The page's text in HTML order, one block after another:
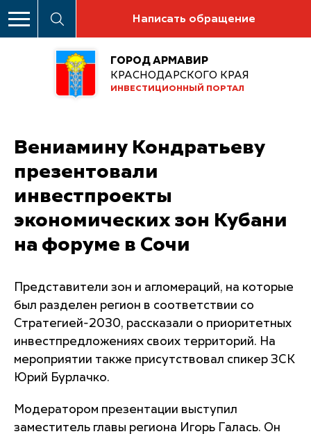
Написать обращение
ГОРОД АРМАВИР
КРАСНОДАРСКОГО КРАЯ
ИНВЕСТИЦИОННЫЙ ПОРТАЛ
Вениамину Кондратьеву
презентовали
инвестпроекты
экономических зон Кубани
на форуме в Сочи
Представители зон и агломераций, на которые
был разделен регион в соответствии со
Стратегией-2030, рассказали о приоритетных
инвестпредложениях своих территорий. На
мероприятии также присутствовал спикер ЗСК
Юрий Бурлачко.
Модератором презентации выступил
заместитель главы региона Игорь Галась. Он